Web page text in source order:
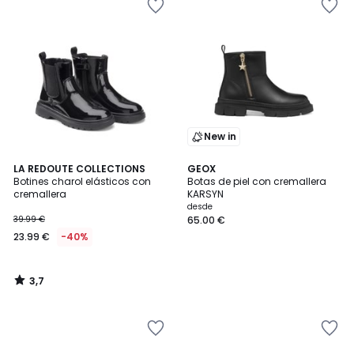
LA REDOUTE COLLECTIONS
Botines charol elásticos con
cremallera
39.99 €
23.99 € -40%
3,7
/ 5
3,7
/
New in
GEOX
Botas de piel con cremallera
KARSYN
desde
65.00 €